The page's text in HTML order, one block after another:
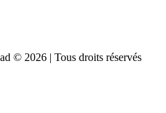
© 2026 | Tous droits réservés